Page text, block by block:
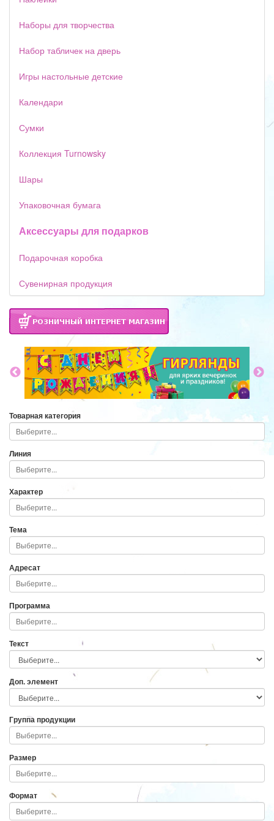
Наборы для творчества
Набор табличек на дверь
Игры настольные детские
Календари
Сумки
Коллекция Turnowsky
Шары
Упаковочная бумага
Аксессуары для подарков
Подарочная коробка
Сувенирная продукция
Товарная категория
Линия
Характер
Тема
Адресат
Программа
Текст
Доп. элемент
Группа продукции
Размер
Формат